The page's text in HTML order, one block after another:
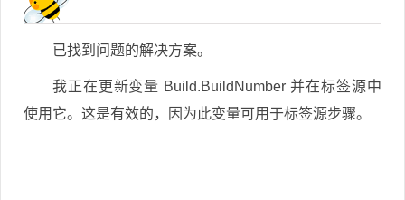
已找到问题的解决方案。
我正在更新变量 Build.BuildNumber 并在标签源中
使用它。这是有效的，因为此变量可用于标签源步骤。